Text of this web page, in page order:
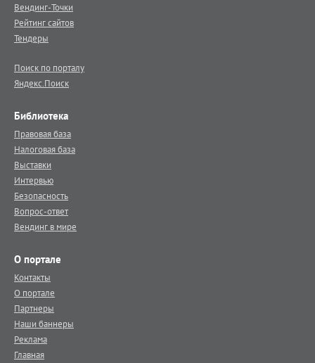
Вендинг-Точки
Рейтинг сайтов
Тендеры
Поиск по порталу
Яндекс.Поиск
Библиотека
Правовая база
Налоговая база
Выставки
Интервью
Безопасность
Вопрос-ответ
Вендинг в мире
О портале
Контакты
О портале
Партнеры
Наши баннеры
Реклама
Главная